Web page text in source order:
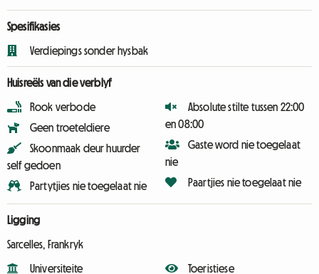
Spesifikasies
Verdiepings sonder hysbak
Huisreëls van die verblyf
Rook verbode
Geen troeteldiere
Skoonmaak deur huurder
self gedoen
Partytjies nie toegelaat nie
Absolute stilte tussen 22:00
en 08:00
Gaste word nie toegelaat
nie
Paartjies nie toegelaat nie
Ligging
Sarcelles, Frankryk
Universiteite Toeristiese